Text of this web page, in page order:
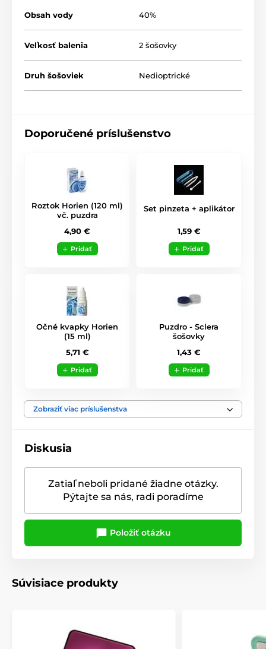
Obsah vody 40%
Veľkosť balenia 2 šošovky
Druh šošoviek Nedioptrické
Doporučené príslušenstvo
Roztok Horien (120 ml)
vč. puzdra
4,90 €
Pridať
Set pinzeta + aplikátor
1,59 €
Pridať
Očné kvapky Horien
(15 ml)
5,71 €
Pridať
Puzdro - Sclera
šošovky
1,43 €
Pridať
Zobraziť viac príslušenstva
Diskusia
Zatiaľ neboli pridané žiadne otázky.
Pýtajte sa nás, radi poradíme
Položiť otázku
Súvisiace produkty